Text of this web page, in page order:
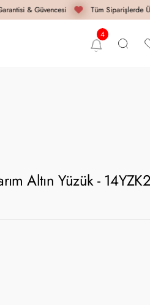
& Güvencesi Tüm Siparişlerde
Altın Yüzük -